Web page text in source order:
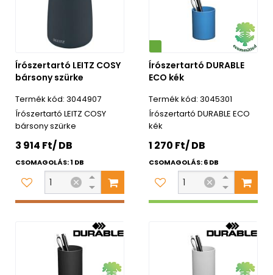
Írószertartó LEITZ COSY
bársony szürke
3044907
Írószertartó LEITZ COSY
bársony szürke
3 914 Ft/ DB
CSOMAGOLÁS: 1 DB
Környezetbarát
Írószertartó DURABLE
ECO kék
3045301
Írószertartó DURABLE ECO
kék
1 270 Ft/ DB
CSOMAGOLÁS: 6 DB